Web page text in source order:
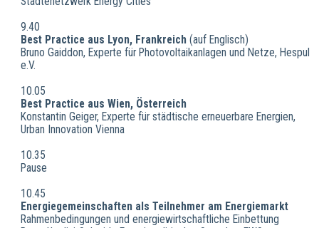
9.40
Best Practice aus Lyon, Frankreich(auf Englisch)
Bruno Gaiddon, Experte für Photovoltaikanlagen und Netze, Hespul
e.V.
10.05
Best Practice aus Wien, Österreich
Konstantin Geiger, Experte für städtische erneuerbare Energien,
Urban Innovation Vienna
10.35
Pause
10.45
Energiegemeinschaften als Teilnehmer am Energiemarkt
Rahmenbedingungen und energiewirtschaftliche Einbettung